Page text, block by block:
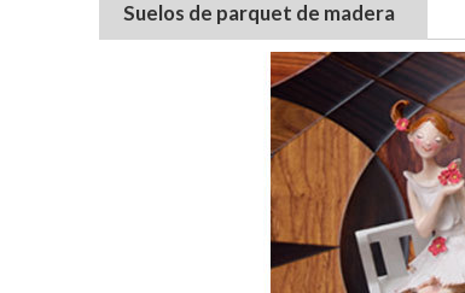
Suelos de parquet de madera